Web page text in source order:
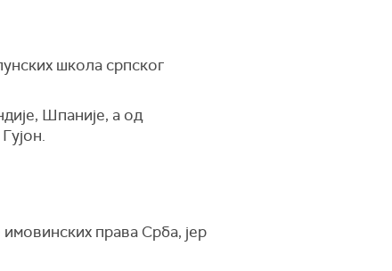
школа српског
Шпаније, а од
права Срба, јер